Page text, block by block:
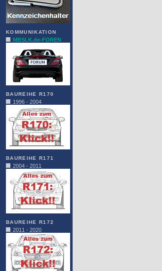
KOMMUNIKATION
MBSLK.de-FOREN
BAUREIHE R170
1996 - 2004
BAUREIHE R171
2004 - 2011
BAUREIHE R172
2011 - 2020